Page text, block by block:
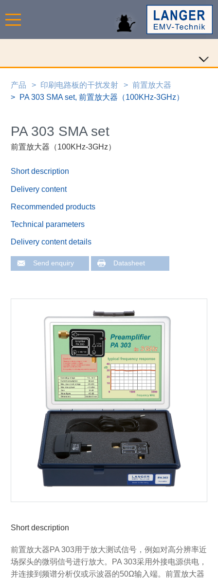
产品 印刷电路板的干扰发射
前置放大器
PA 303 SMA set, 前置放大器（100KHz-3GHz）
PA 303 SMA set
前置放大器（100KHz-3GHz）
Short description
Delivery content
Recommended products
Technical parameters
Delivery content details
Send enquiry Datasheet
Short description
前置放大器PA 303用于放大测试信号，例如对高分辨率近
场探头的微弱信号进行放大。PA 303采用外接电源供电，
并连接到频谱分析仪或示波器的50Ω输入端。前置放大器